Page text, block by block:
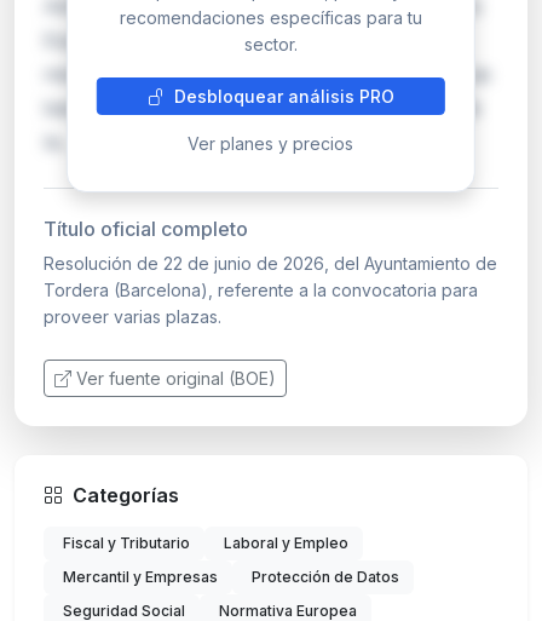
Administración Especial, subescala de Servicios
Especiales. El proceso selectivo se realizará
mediante concurso-oposición en turno libre. Las
bases fueron publicadas en el Boletín Oficial de
recomendaciones específicas para tu
sector.
Desbloquear análisis PRO
Ver planes y precios
Título oficial completo
Resolución de 22 de junio de 2026, del Ayuntamiento de
Tordera (Barcelona), referente a la convocatoria para
proveer varias plazas.
Ver fuente original (BOE)
Categorías
Fiscal y Tributario
Laboral y Empleo
Mercantil y Empresas
Protección de Datos
Seguridad Social
Normativa Europea